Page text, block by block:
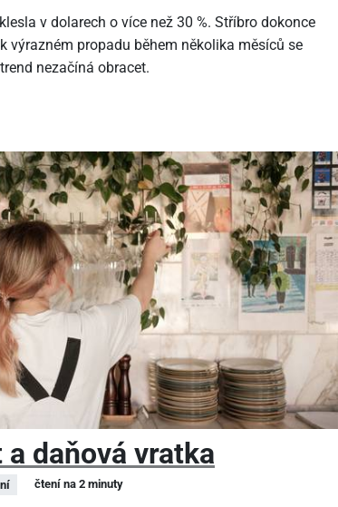
v dolarech o více než 30 %. Stříbro dokonce
výrazném propadu během několika měsíců se
nezačíná obracet.
daňová vratka
čtení na 2 minuty